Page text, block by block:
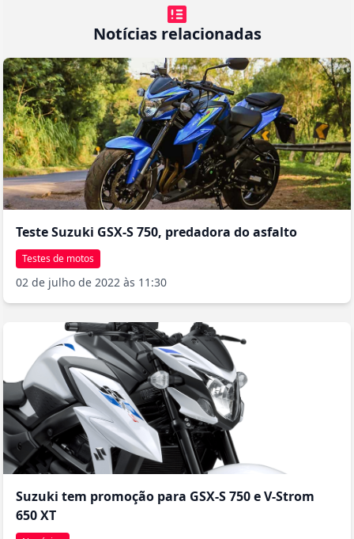
Notícias relacionadas
Teste Suzuki GSX-S 750, predadora do asfalto
Testes de motos
02 de julho de 2022 às 11:30
Suzuki tem promoção para GSX-S 750 e V-Strom
650 XT